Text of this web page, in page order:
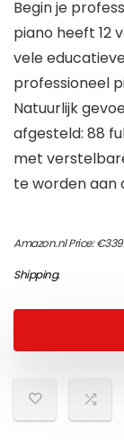
Begin je
piano heeft 12
vele
professioneel
Natuurlijk
afgesteld: 88
met
te worden aan
Amazon.nl Price:€
Shipping.